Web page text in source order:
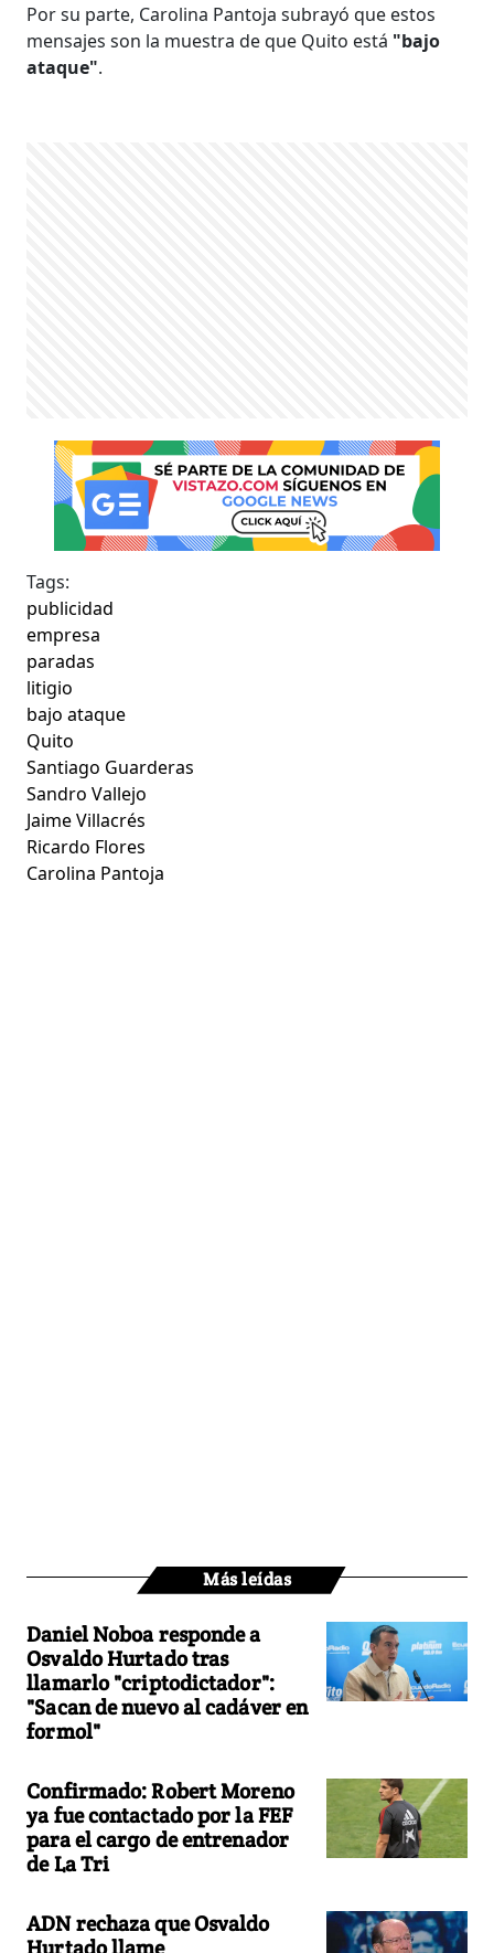
Por su parte, Carolina Pantoja subrayó que estos
mensajes son la muestra de que Quito está "bajo
ataque".
Tags:
publicidad
empresa
paradas
litigio
bajo ataque
Quito
Santiago Guarderas
Sandro Vallejo
Jaime Villacrés
Ricardo Flores
Carolina Pantoja
Más leídas
Daniel Noboa responde a
Osvaldo Hurtado tras
llamarlo "criptodictador":
"Sacan de nuevo al cadáver en
formol"
Confirmado: Robert Moreno
ya fue contactado por la FEF
para el cargo de entrenador
de La Tri
ADN rechaza que Osvaldo
Hurtado llame